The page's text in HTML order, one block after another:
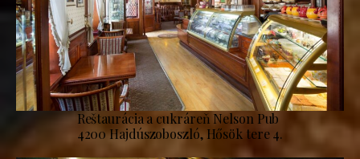
Reštaurácia a cukráreň Nelson Pub
4200 Hajdúszoboszló, Hősök tere 4.